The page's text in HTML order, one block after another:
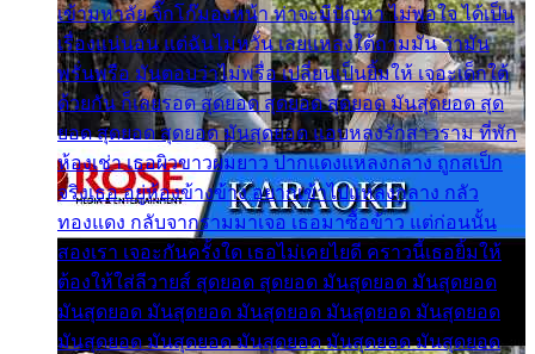
เข้ามหาลัย จิ๊กโก๊มองหน้า ท่าจะมีปัญหา ไม่พอใจ ได้เป็น
เรื่องแน่นอน แต่ฉันไม่หวั่น เลยแหลงใต้ถามมัน ว่ามัน
พรั่นพรือ มันตอบว่าไม่พรื่อ เปลี่ยนเป็นยิ้มให้ เจอะเด็กใต้
ด้วยกัน ก็เลยรอด สุดยอด สุดยอด สุดยอด มันสุดยอด สุด
ยอด สุดยอด สุดยอด มันสุดยอด แอบหลงรักสาวราม ที่พัก
ห้องเช่า เธอผิวขาวผมยาว ปากแดงแหลงกลาง ถูกสเป็ก
จริงเธอ อยู่ห้องข้างข้าง อยากเข้าไปแหลงกลาง กลัว
ทองแดง กลับจากรามมาเจอ เธอมาซื้อข้าว แต่ก่อนนั้น
สองเรา เจอะกันครั้งใด เธอไม่เคยไยดี คราวนี้เธอยิ้มให้
ต้องให้ใส่ลีวายส์ สุดยอด สุดยอด มันสุดยอด มันสุดยอด
มันสุดยอด มันสุดยอด มันสุดยอด มันสุดยอด มันสุดยอด
มันสุดยอด มันสุดยอด มันสุดยอด มันสุดยอด มันสุดยอด